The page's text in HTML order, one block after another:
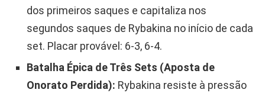
dos primeiros saques e capitaliza nos
segundos saques de Rybakina no início de cada
set. Placar provável: 6-3, 6-4.
Batalha Épica de Três Sets (Aposta de
Onorato Perdida): Rybakina resiste à pressão